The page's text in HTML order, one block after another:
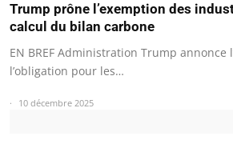
Trump prône l’exemption des
calcul du bilan carbone
EN BREF Administration Trump annonce
l’obligation pour les…
10 décembre 2025